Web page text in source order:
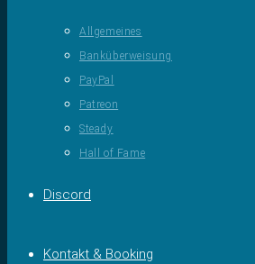
Allgemeines
Banküberweisung
PayPal
Patreon
Steady
Hall of Fame
Discord
Kontakt & Booking